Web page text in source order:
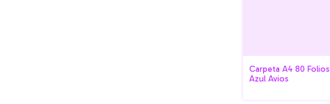
Carpeta A4 80 Folios
Azul Avios